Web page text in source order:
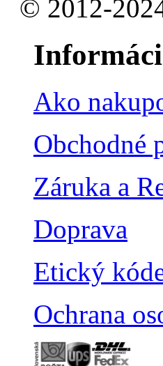
© 2012-
Ako
Obchodné
Záruka a
Doprava
Etický
Ochrana